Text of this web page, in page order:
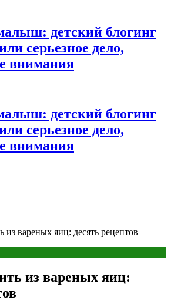
детский блогинг
серьезное дело,
внимания
детский блогинг
серьезное дело,
внимания
из вареных яиц: десять рецептов
из вареных яиц: